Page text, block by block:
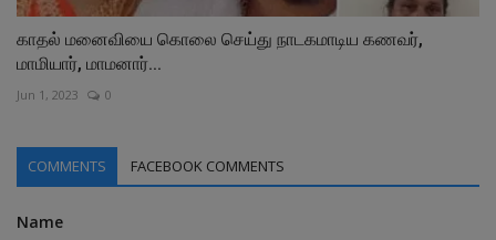
காதல் மனைவியை கொலை செய்து நாடகமாடிய கணவர்,
மாமியார், மாமனார்...
Jun 1, 2023 0
COMMENTS FACEBOOK COMMENTS
Name